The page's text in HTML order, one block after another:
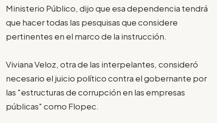
Ministerio Público, dijo que esa dependencia tendrá
que hacer todas las pesquisas que considere
pertinentes en el marco de la instrucción.
Viviana Veloz, otra de las interpelantes, consideró
necesario el juicio político contra el gobernante por
las "estructuras de corrupción en las empresas
públicas" como Flopec.